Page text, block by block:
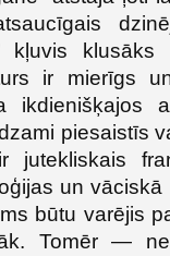
kļuvis
ir mierīgs
ikdienišķajos
piesaistīs
jutekliskais
un
būtu varējis
Tomēr —